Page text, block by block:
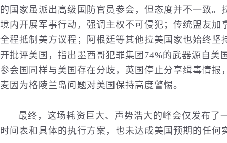
的国家虽派出高级国防官员参会，但态度并不一致
境内开展军事行动，强调主权不可侵犯；传统盟友
全程抵制美方议程；阿根廷等其他拉美国家也始终
开批评美国，指出墨西哥犯罪集团74%的武器源自美
参会国同样与美国存在分歧，英国停止分享缉毒情
麦因为格陵兰岛问题对美国保持高度警惕。
最终，这场耗资巨大、声势浩大的峰会仅发布了
时间表和具体的执行方案，也未达成美国预期的任何